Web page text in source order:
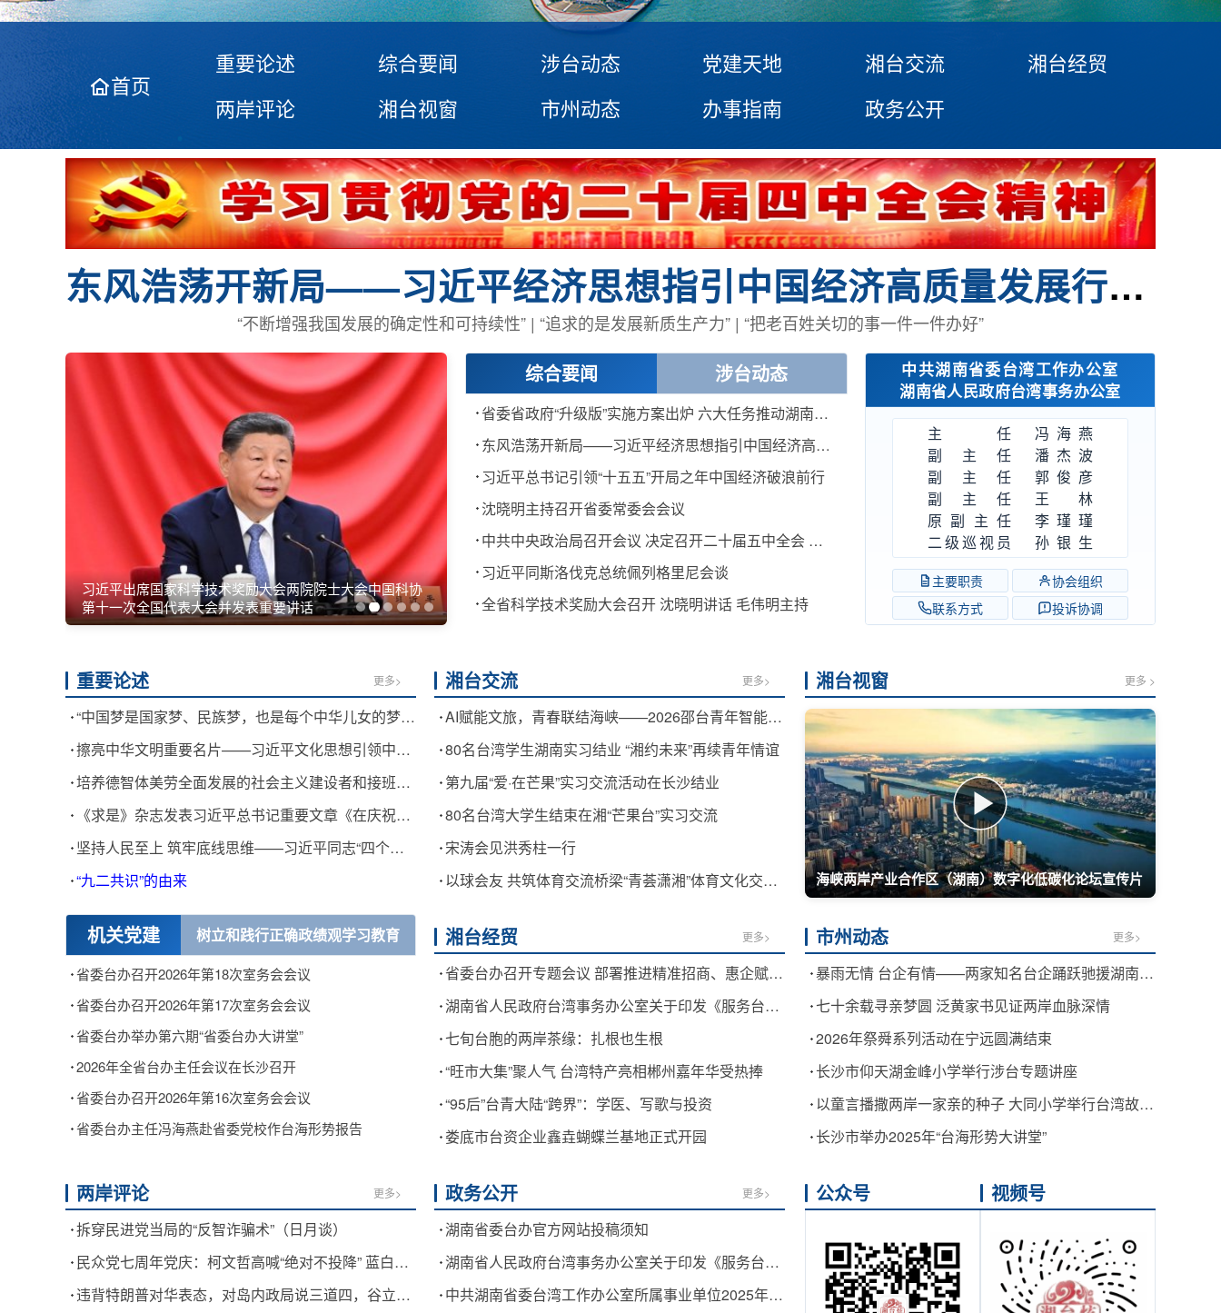
首页
重要论述 综合要闻 涉台动态 党建天地 湘台交流
湘台经贸
两岸评论
湘台视窗 市州动态 办事指南 政务公开
东风浩荡开新局——习近平经济思想指引中国经济高质量发展行稳致远
“不断增强我国发展的确定性和可持续性” | “追求的是发展新质生产力” | “把老百姓关切的事一件一件办好”
庆祝中国共产党成立105周年大会在京举行
综合要闻 涉台动态
省委省政府“升级版”实施方案出炉 六大任务推动湖南自贸试验区高标准建设
东风浩荡开新局——习近平经济思想指引中国经济高质量发展行稳致远
习近平总书记引领“十五五”开局之年中国经济破浪前行
沈晓明主持召开省委常委会会议
中共中央政治局召开会议 决定召开二十届五中全会 分析研究当前经济形势和经济工作 中共中央总书记习近平主持会议
习近平同斯洛伐克总统佩列格里尼会谈
全省科学技术奖励大会召开 沈晓明讲话 毛伟明主持
中共湖南省委台湾工作办公室
湖南省人民政府台湾事务办公室
主任
冯海燕
副主任
潘杰波
副主任
郭俊彦
副主任
王林
原副主任
李瑾瑾
二级巡视员
孙银生
主要职责
协会组织
联系方式
投诉协调
湘台视窗 更多 >
海峡两岸产业合作区（湖南）数字化低碳化论坛宣传片
市州动态 更多>
暴雨无情 台企有情——两家知名台企踊跃驰援湖南防汛救灾 同心守护受灾群众
七十余载寻亲梦圆 泛黄家书见证两岸血脉深情
2026年祭舜系列活动在宁远圆满结束
长沙市仰天湖金峰小学举行涉台专题讲座
以童言播撒两岸一家亲的种子 大同小学举行台湾故事讲述比赛
长沙市举办2025年“台海形势大讲堂”
公众号 视频号
重要论述 更多>
“中国梦是国家梦、民族梦，也是每个中华儿女的梦”——习近平总书记关于侨务工作的重要论述凝聚共同致力民族复兴的强大力量
擦亮中华文明重要名片——习近平文化思想引领中国世界遗产申报保护工作壮阔实践
培养德智体美劳全面发展的社会主义建设者和接班人”——习近平总书记的重要论述指引基础教育改革发展开创新局面
《求是》杂志发表习近平总书记重要文章《在庆祝中国共产党成立105周年大会上的讲话》
坚持人民至上 筑牢底线思维——习近平同志“四个宁可”理念的实践伟力
“九二共识”的由来
机关党建 树立和践行正确政绩观学习教育
省委台办召开2026年第18次室务会会议
省委台办召开2026年第17次室务会会议
省委台办举办第六期“省委台办大讲堂”
2026年全省台办主任会议在长沙召开
省委台办召开2026年第16次室务会会议
省委台办主任冯海燕赴省委党校作台海形势报告
两岸评论 更多>
拆穿民进党当局的“反智诈骗术”（日月谈）
民众党七周年党庆：柯文哲高喊“绝对不投降” 蓝白联手剑指“倒阁倒赖”
违背特朗普对华表态，对岛内政局说三道四，谷立言被批把自己当“太上皇”
湘台交流 更多>
AI赋能文旅，青春联结海峡——2026邵台青年智能AI短视频训练营圆满落幕
80名台湾学生湖南实习结业 “湘约未来”再续青年情谊
第九届“爱·在芒果”实习交流活动在长沙结业
80名台湾大学生结束在湘“芒果台”实习交流
宋涛会见洪秀柱一行
以球会友 共筑体育交流桥梁“青荟潇湘”体育文化交流活动在湘举行
湘台经贸 更多>
省委台办召开专题会议 部署推进精准招商、惠企赋能等重点工作
湖南省人民政府台湾事务办公室关于印发《服务台资企业发展的十条举措》的通知
七旬台胞的两岸茶缘：扎根也生根
“旺市大集”聚人气 台湾特产亮相郴州嘉年华受热捧
“95后”台青大陆“跨界”：学医、写歌与投资
娄底市台资企业鑫垚蝴蝶兰基地正式开园
政务公开 更多>
湖南省委台办官方网站投稿须知
湖南省人民政府台湾事务办公室关于印发《服务台资企业发展的十条举措》的通知
中共湖南省委台湾工作办公室所属事业单位2025年公开招聘拟聘用人员公示